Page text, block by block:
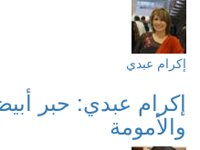
إكرام عبدي
إكرام عبدي: حبر
والأمومة